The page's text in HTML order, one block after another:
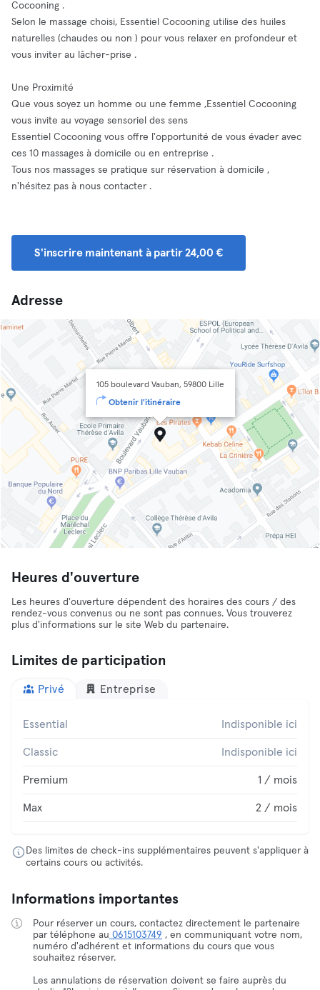
Cocooning .
Selon le massage choisi, Essentiel Cocooning utilise des huiles
naturelles (chaudes ou non ) pour vous relaxer en profondeur et
vous inviter au lâcher-prise .
Une Proximité
Que vous soyez un homme ou une femme ,Essentiel Cocooning
vous invite au voyage sensoriel des sens
Essentiel Cocooning vous offre l'opportunité de vous évader avec
ces 10 massages à domicile ou en entreprise .
Tous nos massages se pratique sur réservation à domicile ,
n'hésitez pas à nous contacter .
S'inscrire maintenant à partir 24,00 €
Adresse
105 boulevard Vauban, 59800 Lille
Obtenir l'itinéraire
Heures d'ouverture
Les heures d'ouverture dépendent des horaires des cours / des
rendez-vous convenus ou ne sont pas connues. Vous trouverez
plus d'informations sur le site Web du partenaire.
Limites de participation
Privé Entreprise
Essential Indisponible ici
Classic Indisponible ici
Premium 1 / mois
Max 2 / mois
Des limites de check-ins supplémentaires peuvent s'appliquer à
certains cours ou activités.
Informations importantes
Pour réserver un cours, contactez directement le partenaire
par téléphone au 0615103749 , en communiquant votre nom,
numéro d'adhérent et informations du cours que vous
souhaitez réserver.
Les annulations de réservation doivent se faire auprès du